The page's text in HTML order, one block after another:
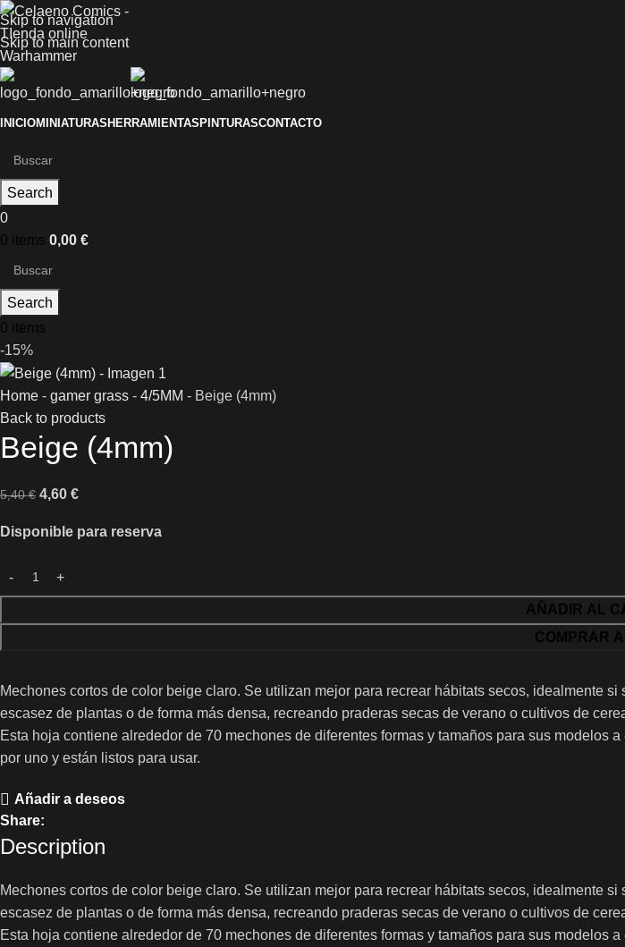
Skip to navigation
Skip to main content
INICIOMINIATURASHERRAMIENTASPINTURASCONTACTO
Search
0
0 items 0,00 €
Search
0 items
-15%
Home - gamer grass - 4/5MM - Beige (4mm)
Back to products
Beige (4mm)
5,40€ 4,60 €
Disponible para reserva
AÑADIR AL
COMPRAR
Mechones cortos de color beige claro. Se utilizan mejor para recrear hábitats secos, idealmente si
escasez de plantas o de forma más densa, recreando praderas secas de verano o cultivos de
Esta hoja contiene alrededor de 70 mechones de diferentes formas y tamaños para sus modelos
por uno y están listos para usar.
Añadir a deseos
Share:
Description
Mechones cortos de color beige claro. Se utilizan mejor para recrear hábitats secos, idealmente si
escasez de plantas o de forma más densa, recreando praderas secas de verano o cultivos de
Esta hoja contiene alrededor de 70 mechones de diferentes formas y tamaños para sus modelos